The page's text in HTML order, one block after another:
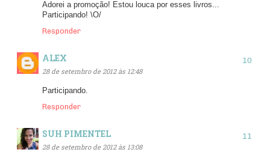
Adorei a promoção! Estou louca por esses livros...
Participando! \O/
Responder
ALEX
28 de setembro de 2012 às 12:48
Participando.
Responder
SUH PIMENTEL
28 de setembro de 2012 às 13:08